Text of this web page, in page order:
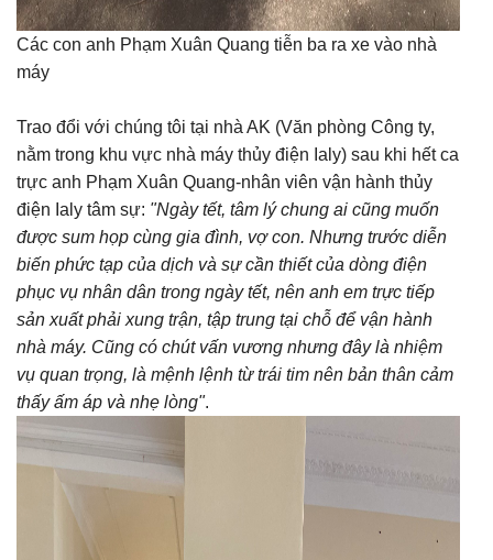
Các con anh Phạm Xuân Quang tiễn ba ra xe vào nhà
máy
Trao đổi với chúng tôi tại nhà AK (Văn phòng Công ty,
nằm trong khu vực nhà máy thủy điện Ialy) sau khi hết ca
trực anh Phạm Xuân Quang-nhân viên vận hành thủy
điện Ialy tâm sự: "Ngày tết, tâm lý chung ai cũng muốn
được sum họp cùng gia đình, vợ con. Nhưng trước diễn
biến phức tạp của dịch và sự cần thiết của dòng điện
phục vụ nhân dân trong ngày tết, nên anh em trực tiếp
sản xuất phải xung trận, tập trung tại chỗ để vận hành
nhà máy. Cũng có chút vấn vương nhưng đây là nhiệm
vụ quan trọng, là mệnh lệnh từ trái tim nên bản thân cảm
thấy ấm áp và nhẹ lòng".